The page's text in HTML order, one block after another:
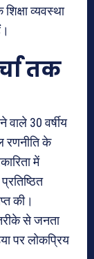
व्यवस्था
तक
30 वर्षीय
रणनीति के
में
की।
से जनता
पर लोकप्रिय